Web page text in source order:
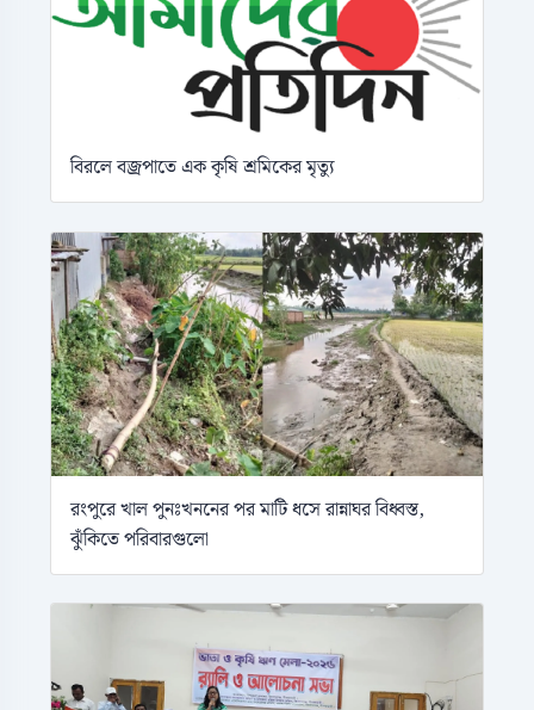
বিরলে বজ্রপাতে এক কৃষি শ্রমিকের মৃত্যু
রংপুরে খাল পুনঃখননের পর মাটি ধসে রান্নাঘর বিধ্বস্ত,
ঝুঁকিতে পরিবারগুলো